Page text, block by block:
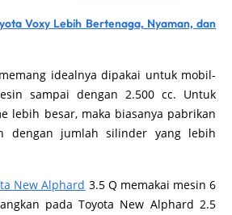
Voxy Lebih Bertenaga, Nyaman, dan
idealnya dipakai untuk mobil-
sampai dengan 2.500 cc. Untuk
lebih besar, maka biasanya pabrikan
dengan jumlah silinder yang lebih
New Alphard 3.5 Q memakai mesin 6
pada Toyota New Alphard 2.5